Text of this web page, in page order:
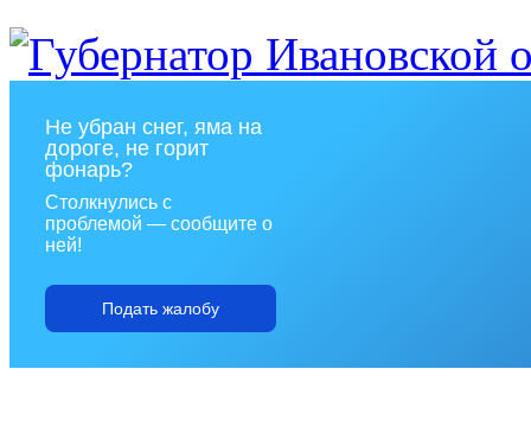
Не убран снег, яма на
дороге, не горит
фонарь?
Столкнулись с
проблемой — сообщите о
ней!
Подать жалобу